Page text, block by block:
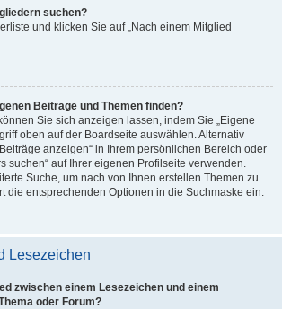
suchen?
und klicken Sie auf „Nach einem Mitglied
Beiträge und Themen finden?
Sie sich anzeigen lassen, indem Sie „Eigene
oben auf der Boardseite auswählen. Alternativ
anzeigen“ in Ihrem persönlichen Bereich oder
suchen“ auf Ihrer eigenen Profilseite verwenden.
Suche, um nach von Ihnen erstellen Themen zu
die entsprechenden Optionen in die Suchmaske ein.
Lesezeichen
zwischen einem Lesezeichen und einem
oder Forum?